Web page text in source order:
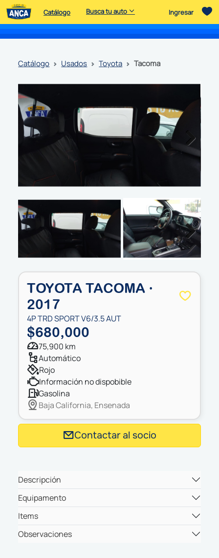
Catálogo Busca tu auto Ingresar
catálogo usados toyota tacoma
Next
Next
TOYOTA TACOMA ·
2017
4P TRD SPORT V6/3.5 AUT
$680,000
75,900 km
automático
rojo
información no dispobible
gasolina
Baja California, Ensenada
Contactar al socio
Descripción
Equipamento
Items
Observaciones